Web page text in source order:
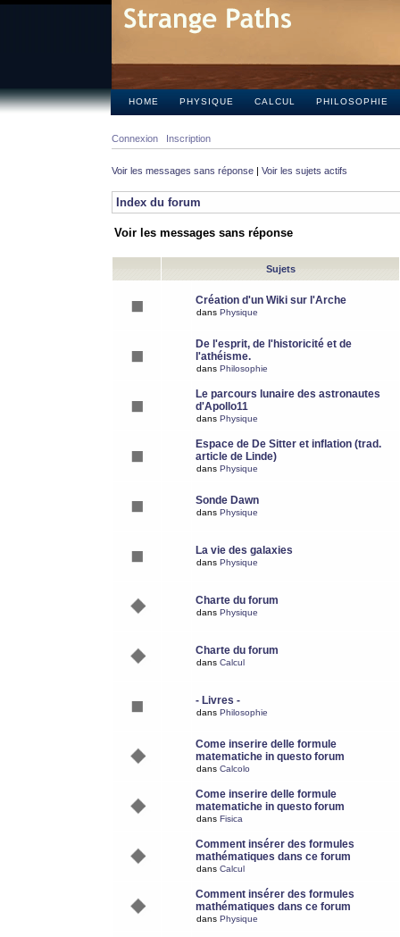
HOME PHYSIQUE CALCUL PHILOSOPHIE
Connexion Inscription
Voir les messages sans réponse | Voir les sujets actifs
Index du forum
Voir les messages sans réponse
Sujets
Création d'un Wiki sur l'Arche
dans Physique
De l'esprit, de l'historicité et de
l'athéisme.
dans Philosophie
Le parcours lunaire des astronautes
d'Apollo11
dans Physique
Espace de De Sitter et inflation (trad.
article de Linde)
dans Physique
Sonde Dawn
dans Physique
La vie des galaxies
dans Physique
Charte du forum
dans Physique
Charte du forum
dans Calcul
- Livres -
dans Philosophie
Come inserire delle formule
matematiche in questo forum
dans Calcolo
Come inserire delle formule
matematiche in questo forum
dans Fisica
Comment insérer des formules
mathématiques dans ce forum
dans Calcul
Comment insérer des formules
mathématiques dans ce forum
dans Physique